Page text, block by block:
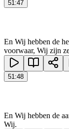
51:47
En Wij hebben de
voorwaar, Wij zijn
51:48
En Wij hebben de
Wij.